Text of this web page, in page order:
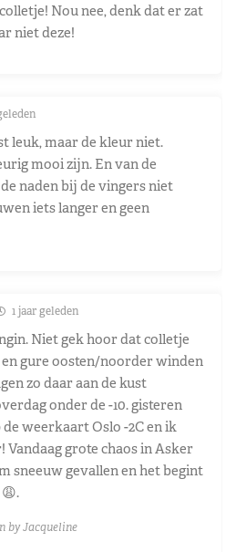
Nou nee, denk dat er zat
niet deze!
leuk, maar de kleur niet.
mooi zijn. En van de
naden bij de vingers niet
iets langer en geen
1 jaar geleden
Niet gek hoor dat colletje
gure oosten/noorder winden
zo daar aan de kust
onder de -10. gisteren
weerkaart Oslo -2C en ik
Vandaag grote chaos in Asker
sneeuw gevallen en het begint
by Jacqueline